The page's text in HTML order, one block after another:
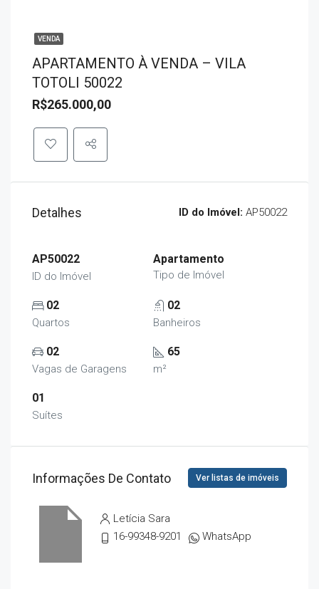
VENDA
APARTAMENTO À VENDA – VILA
TOTOLI 50022
R$265.000,00
Detalhes ID do Imóvel: AP50022
AP50022
ID do Imóvel
Apartamento
Tipo de Imóvel
02
Quartos
02
Banheiros
02
Vagas de Garagens
65
m²
01
Suítes
Informações De Contato Ver listas de imóveis
Letícia Sara
16-99348-9201
WhatsApp